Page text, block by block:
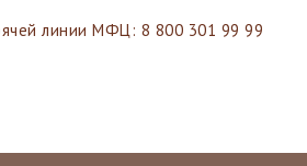
линии МФЦ: 8 800 301 99 99